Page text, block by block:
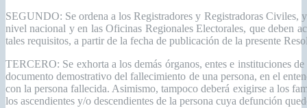
SEGUNDO: Se ordena a los Registradores y Registradoras
nivel nacional y en las Oficinas Regionales Electorales, que deben
tales requisitos, a partir de la fecha de publicación de la presente
TERCERO: Se exhorta a los demás órganos, entes e instituciones
documento demostrativo del fallecimiento de una persona, en el
con la persona fallecida. Asimismo, tampoco deberá exigirse a los
los ascendientes y/o descendientes de la persona cuya defunción